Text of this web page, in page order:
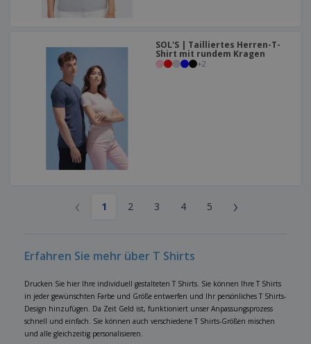
SOL'S | Tailliertes Herren-T-
Shirt mit rundem Kragen
+2
‹ 1 2 3 4 5 ›
Erfahren Sie mehr über T Shirts
Drucken Sie hier Ihre individuell gestalteten T Shirts. Sie können Ihre T Shirts
in jeder gewünschten Farbe und Größe entwerfen und Ihr persönliches T Shirts-
Design hinzufügen. Da Zeit Geld ist, funktioniert unser Anpassungsprozess
schnell und einfach. Sie können auch verschiedene T Shirts-Größen mischen
und alle gleichzeitig personalisieren.